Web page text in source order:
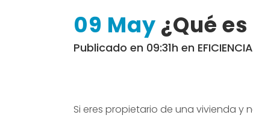
09 May ¿Qué
Publicado en 09:31h en
Si eres propietario de una vivienda